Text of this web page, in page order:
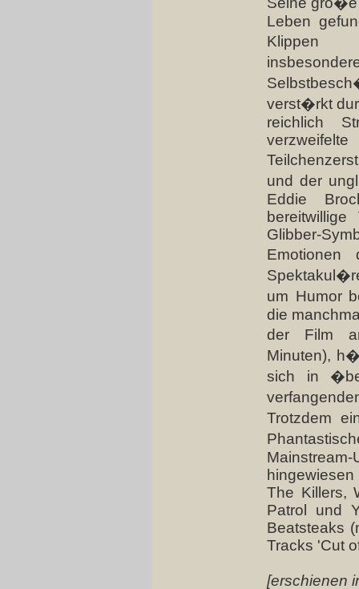
Leben
Klippen
verst�rkt
reichlich
und der
Eddie
bereitwillige
Glibber-
Emotionen
um Humor
die
der Film
Minuten),
sich in
Trotzdem
The Killers,
Patrol und
Beatsteaks
Tracks 'Cut
[erschienen